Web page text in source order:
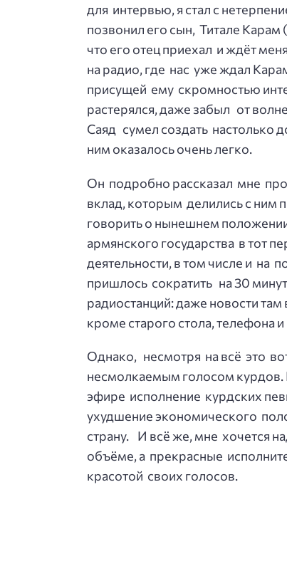
для интервью, я стал с
позвонил его сын, Титале
что его отец приехал и ждёт
на радио, где нас уже ждал
присущей ему скромностью
растерялся, даже забыл от
Саяд сумел создать настолько
ним оказалось очень легко.
Он подробно рассказал мне
вклад, которым делились с ним
говорить о нынешнем
армянского государства в тот
деятельности, в том числе и на
пришлось сократить на 30
радиостанций: даже новости там
кроме старого стола, телефона
Однако, несмотря на всё это
несмолкаемым голосом
эфире исполнение курдских
ухудшение экономического
страну. И всё же, мне хочется
объёме, а прекрасные
красотой своих голосов.